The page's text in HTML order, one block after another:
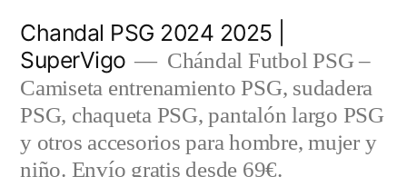
contenido
Chandal PSG 2024 2025 |
SuperVigo
Chándal Futbol PSG –
Camiseta entrenamiento PSG, sudadera
PSG, chaqueta PSG, pantalón largo PSG
y otros accesorios para hombre, mujer y
niño. Envío gratis desde 69€.